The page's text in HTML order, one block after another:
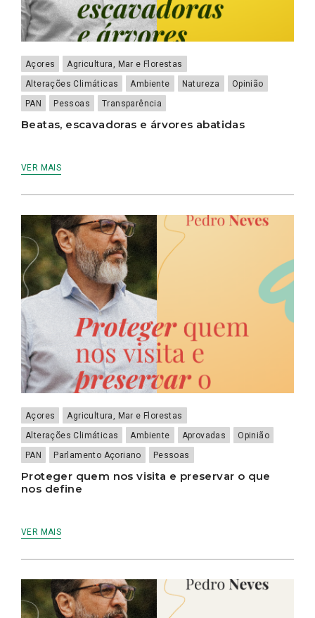
Açores
Agricultura, Mar e Florestas
Alterações Climáticas
Ambiente Natureza
Opinião
PAN
Pessoas Transparência
Beatas, escavadoras e árvores abatidas
VER MAIS
Açores
Agricultura, Mar e Florestas
Alterações Climáticas
Ambiente Aprovadas
Opinião
PAN
Parlamento Açoriano Pessoas
Proteger quem nos visita e preservar o que
nos define
VER MAIS